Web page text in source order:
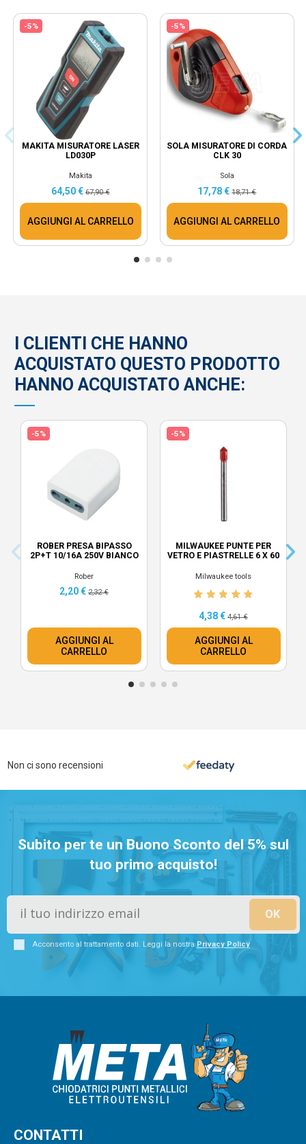
-5%
MAKITA MISURATORE LASER
LD030P
Makita
64,50 € 67,90 €
AGGIUNGI AL CARRELLO
-5%
SOLA MISURATORE DI CORDA
CLK 30
Sola
17,78 €18,71 €
AGGIUNGI AL CARRELLO
I CLIENTI CHE HANNO
ACQUISTATO QUESTO PRODOTTO
HANNO ACQUISTATO ANCHE:
-5%
ROBER PRESA BIPASSO
2P+T 10/16A 250V BIANCO
Rober
2,20 € 2,32 €
AGGIUNGI AL
CARRELLO
-5%
MILWAUKEE PUNTE PER
VETRO E PIASTRELLE 6 X 60
Milwaukee tools
4,38 € 4,61 €
AGGIUNGI AL
CARRELLO
Non ci sono recensioni
Subito per te un Buono Sconto del 5% sul
tuo primo acquisto!
Acconsento al trattamento dati. Leggi la nostra Privacy Policy
CONTATTI